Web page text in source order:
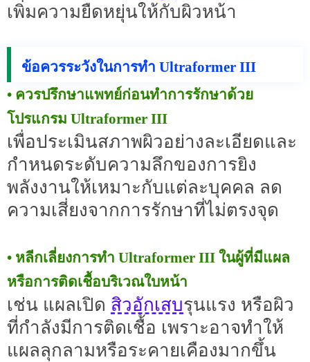
เพิ่มความยืดหยุ่นให้กับผิวหน้า
ข้อควรระวังในการทำ Ultraformer III
• ควรปรึกษาแพทย์ก่อนทำการรักษาด้วย
โปรแกรม Ultraformer III
เพื่อประเมินสภาพผิวอย่างละเอียดและ
กำหนดระดับความลึกของการยิง
พลังงานให้เหมาะกับแต่ละบุคคล ลด
ความเสี่ยงจากการรักษาที่ไม่ตรงจุด
• หลีกเลี่ยงการทำ Ultraformer III ในผู้ที่มีแผล
หรือการติดเชื้อบริเวณใบหน้า
เช่น แผลเปิด สิวอักเสบรุนแรง หรือผิว
ที่กำลังมีการติดเชื้อ เพราะอาจทำให้
แผลลุกลามหรือระคายเคืองมากขึ้น